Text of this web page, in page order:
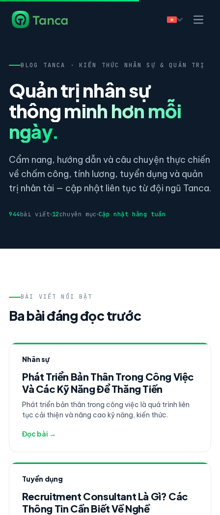
BLOG TANCA · KIẾN THỨC NHÂN SỰ & QUẢN TRỊ
Quản trị nhân sự
thông minh hơn mỗi
ngày.
Cẩm nang, hướng dẫn và câu chuyện thực chiến
về chấm công, tính lương, tuyển dụng và quản
trị nhân tài — cập nhật liên tục từ đội ngũ Tanca.
944bài viết 12chuyên mục Cập nhật hằng tuần
BÀI VIẾT NỔI BẬT
Ba bài đáng đọc trước
Nhân sự
Phát Triển Bản Thân Trong Công Việc
Và Các Kỹ Năng Để Thăng Tiến
Phát triển bản thân trong công việc là quá trình liên
tục cải thiện và nâng cao kỹ năng, kiến thức.
Đọc bài →
Tuyển dụng
Recruitment Consultant Là Gì? Các
Thông Tin Cần Biết Về Nghề